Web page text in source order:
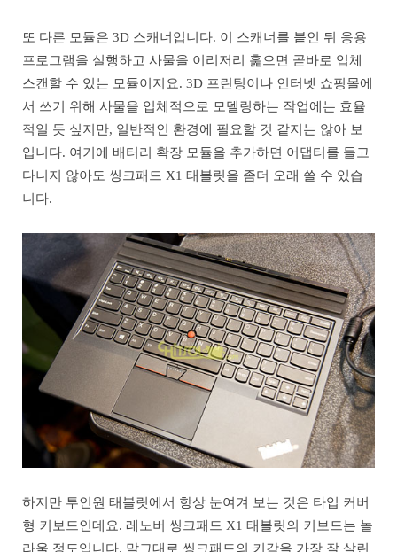
또 다른 모듈은 3D 스캐너입니다. 이 스캐너를 붙인 뒤 응용
프로그램을 실행하고 사물을 이리저리 훑으면 곧바로 입체
스캔할 수 있는 모듈이지요. 3D 프린팅이나 인터넷 쇼핑몰에
서 쓰기 위해 사물을 입체적으로 모델링하는 작업에는 효율
적일 듯 싶지만, 일반적인 환경에 필요할 것 같지는 않아 보
입니다. 여기에 배터리 확장 모듈을 추가하면 어댑터를 들고
다니지 않아도 씽크패드 X1 태블릿을 좀더 오래 쓸 수 있습
니다.
하지만 투인원 태블릿에서 항상 눈여겨 보는 것은 타입 커버
형 키보드인데요. 레노버 씽크패드 X1 태블릿의 키보드는 놀
라울 정도입니다. 말그대로 씽크패드의 키감을 가장 잘 살린